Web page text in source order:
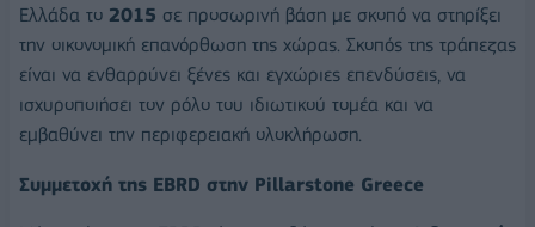
Ελλάδα το 2015 σε προσωρινή βάση με σκοπό να στηρίξει
την οικονομική επανόρθωση της χώρας. Σκοπός της τράπεζας
είναι να ενθαρρύνει ξένες και εγχώριες επενδύσεις, να
ισχυροποιήσει τον ρόλο του ιδιωτικού τομέα και να
εμβαθύνει την περιφερειακή ολοκλήρωση.
Συμμετοχή της EBRD στην Pillarstone Greece